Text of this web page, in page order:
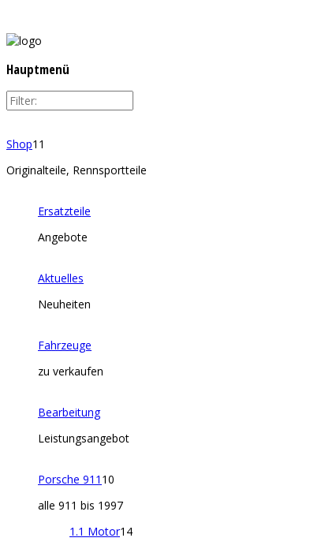
Hauptmenü
Shop11
Originalteile, Rennsportteile
Ersatzteile
Angebote
Aktuelles
Neuheiten
Fahrzeuge
zu verkaufen
Bearbeitung
Leistungsangebot
Porsche 911 10
alle 911 bis 1997
1.1 Motor14